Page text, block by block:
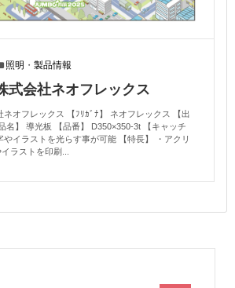
照明 ・製品情報
式会社ネオフレックス
ネオフレックス 【ﾌﾘｶﾞﾅ】 ネオフレックス 【出
名】 導光板 【品番】 D350×350-3t 【キャッチ
やイラストを光らす事が可能 【特長】 ・アクリ
ラストを印刷...